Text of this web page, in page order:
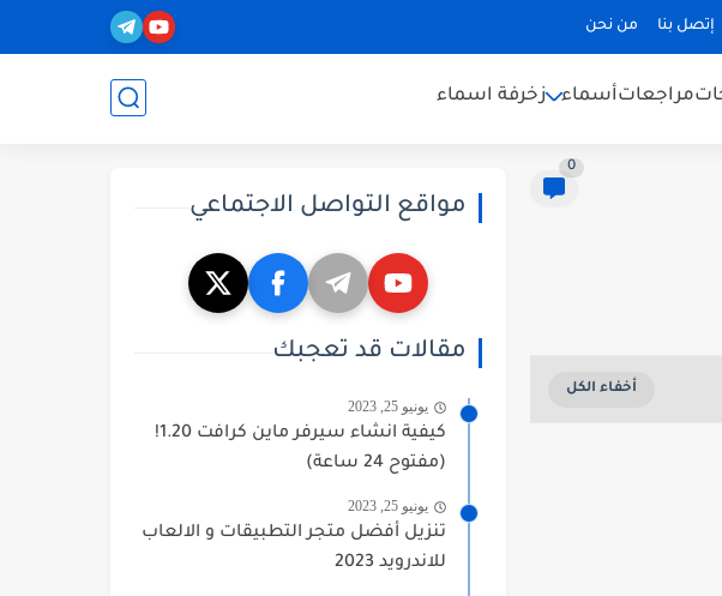
إتصل بنا من نحن
مراجعاتأسماء زخرفة اسماء
0
مواقع التواصل الاجتماعي
مقالات قد تعجبك
يونيو 25, 2023
كيفية انشاء سيرفر ماين كرافت 1.20!
(مفتوح 24 ساعة)
يونيو 25, 2023
تنزيل أفضل متجر التطبيقات و الالعاب
للاندرويد 2023